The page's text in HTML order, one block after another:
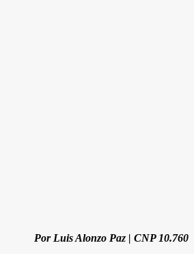
Por Luis Alonzo Paz | CNP 10.760